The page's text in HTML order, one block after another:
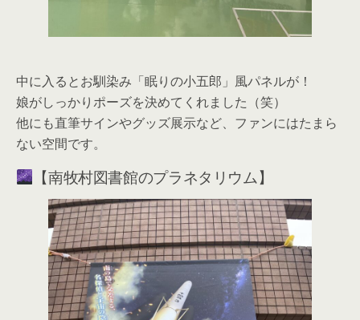
中に入るとお馴染み「眠りの小五郎」風パネルが！
娘がしっかりポーズを決めてくれました（笑）
他にも直筆サインやグッズ展示など、ファンにはたまら
ない空間です。
【南牧村図書館のプラネタリウム】